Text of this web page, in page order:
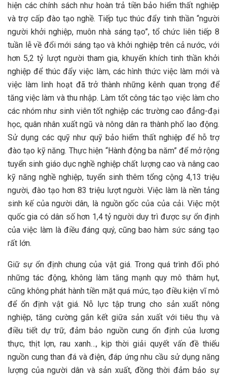
hiện các chính sách như hoàn trả tiền bảo hiểm thất nghiệp
và trợ cấp đào tạo nghề. Tiếp tục thúc đẩy tinh thần “người
người khởi nghiệp, muôn nhà sáng tạo”, tổ chức liên tiếp 8
tuần lễ về đổi mới sáng tạo và khởi nghiệp trên cả nước, với
hơn 5,2 tỷ lượt người tham gia, khuyến khích tinh thần khởi
nghiệp để thúc đẩy việc làm, các hình thức việc làm mới và
việc làm linh hoạt đã trở thành những kênh quan trọng để
tăng việc làm và thu nhập. Làm tốt công tác tạo việc làm cho
các nhóm như sinh viên tốt nghiệp các trường cao đẳng-đại
học, quân nhân xuất ngũ và nông dân ra thành phố lao động.
Sử dụng các quỹ như quỹ bảo hiểm thất nghiệp để hỗ trợ
đào tạo kỹ năng. Thực hiện “Hành động ba năm” để mở rộng
tuyển sinh giáo dục nghề nghiệp chất lượng cao và nâng cao
kỹ năng nghề nghiệp, tuyển sinh thêm tổng cộng 4,13 triệu
người, đào tạo hơn 83 triệu lượt người. Việc làm là nền tảng
sinh kế của người dân, là nguồn gốc của của cải. Việc một
quốc gia có dân số hơn 1,4 tỷ người duy trì được sự ổn định
của việc làm là điều đáng quý, cũng bao hàm sức sáng tạo
rất lớn.
Giữ sự ổn định chung của vật giá. Trong quá trình đối phó
những tác động, không làm tăng mạnh quy mô thâm hụt,
cũng không phát hành tiền mặt quá mức, tạo điều kiện vĩ mô
để ổn định vật giá. Nỗ lực tập trung cho sản xuất nông
nghiệp, tăng cường gắn kết giữa sản xuất với tiêu thụ và
điều tiết dự trữ, đảm bảo nguồn cung ổn định của lương
thực, thịt lợn, rau xanh…, kịp thời giải quyết vấn đề thiếu
nguồn cung than đá và điện, đáp ứng nhu cầu sử dụng năng
lượng của người dân và sản xuất, đồng thời đảm bảo sự